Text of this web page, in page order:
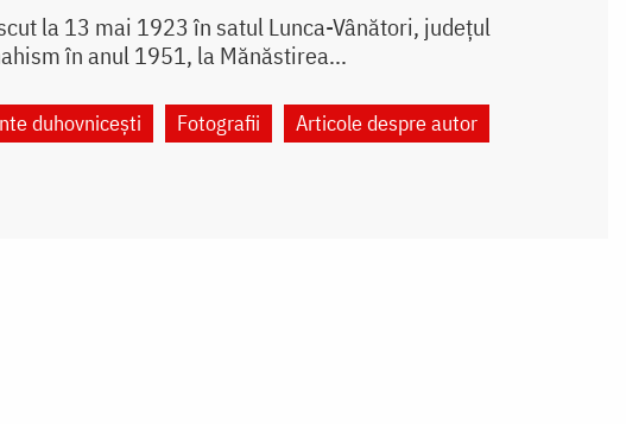
la 13 mai 1923 în satul Lunca-Vânători, județul
în anul 1951, la Mănăstirea...
duhovnicești Fotografii Articole despre autor